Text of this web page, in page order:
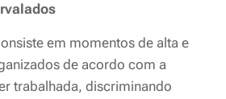
em momentos de alta e
de acordo com a
trabalhada, discriminando